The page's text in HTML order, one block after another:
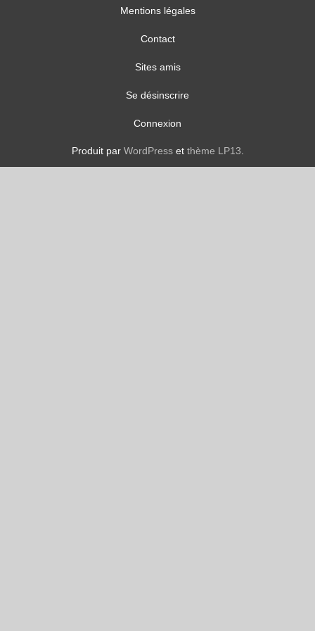
Mentions légales
Contact
Sites amis
Se désinscrire
Connexion
Produit par WordPresset thème LP13